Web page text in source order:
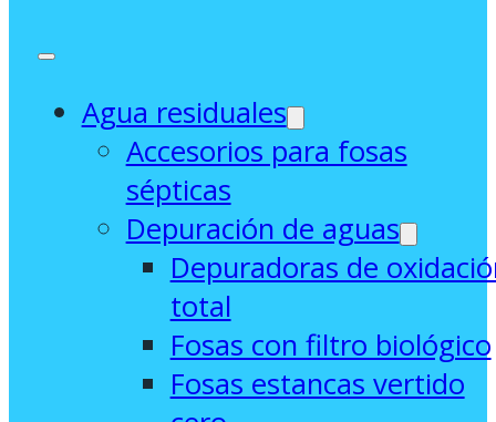
Agua residuales
Accesorios para fosas
sépticas
Depuración de aguas
Depuradoras de
total
Fosas con filtro biológico
Fosas estancas vertido